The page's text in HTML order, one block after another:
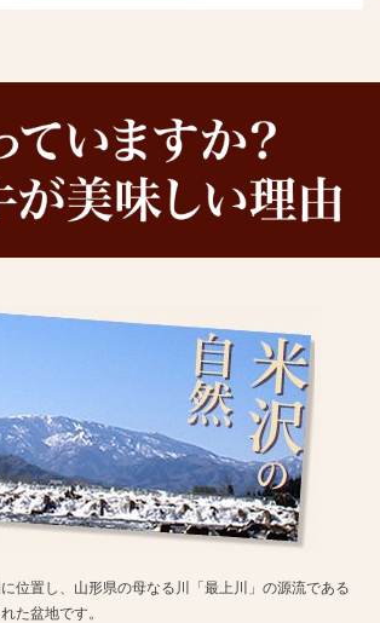
位置し、山形県の母なる川「最上川」の源流である
た盆地です。